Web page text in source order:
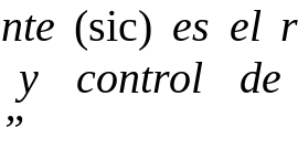
(sic) es el
y control